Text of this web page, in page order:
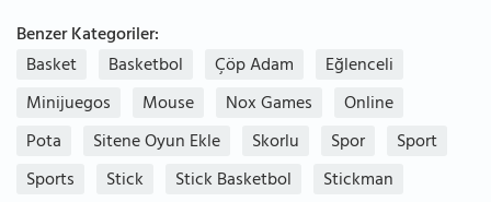
Benzer Kategoriler:
Basket
Basketbol Çöp Adam
Eğlenceli
Minijuegos
Mouse Nox Games
Online
Pota
Sitene Oyun Ekle Skorlu Spor
Sport
Sports
Stick Stick Basketbol
Stickman